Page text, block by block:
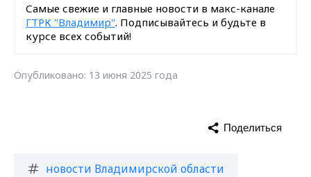
Самые свежие и главные новости в макс-канале
ГТРК "Владимир". Подписывайтесь и будьте в
курсе всех событий!
Опубликовано: 13 июня 2025 года
новости Владимирской области
Поделиться